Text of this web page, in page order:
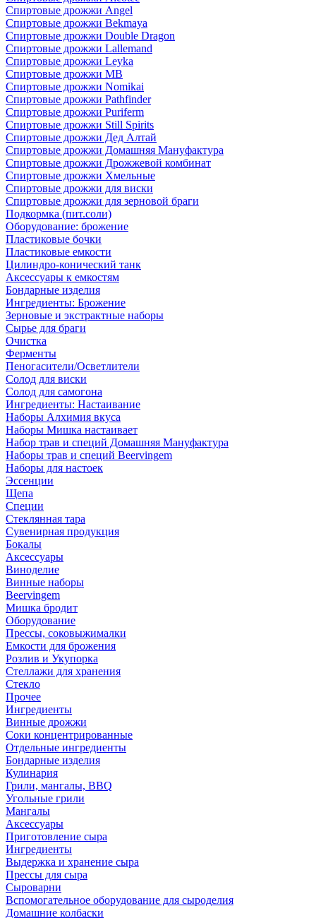
Спиртовые дрожжи Angel
Спиртовые дрожжи Bekmaya
Спиртовые дрожжи Double Dragon
Спиртовые дрожжи Lallemand
Спиртовые дрожжи Leyka
Спиртовые дрожжи MB
Спиртовые дрожжи Nomikai
Спиртовые дрожжи Pathfinder
Спиртовые дрожжи Puriferm
Спиртовые дрожжи Still Spirits
Спиртовые дрожжи Дед Алтай
Спиртовые дрожжи Домашняя Мануфактура
Спиртовые дрожжи Дрожжевой комбинат
Спиртовые дрожжи Хмельные
Спиртовые дрожжи для виски
Спиртовые дрожжи для зерновой браги
Подкормка (пит.соли)
Оборудование: брожение
Пластиковые бочки
Пластиковые емкости
Цилиндро-конический танк
Аксессуары к емкостям
Бондарные изделия
Ингредиенты: Брожение
Зерновые и экстрактные наборы
Сырье для браги
Очистка
Ферменты
Пеногасители/Осветлители
Солод для виски
Солод для самогона
Ингредиенты: Настаивание
Наборы Алхимия вкуса
Наборы Мишка настаивает
Набор трав и специй Домашняя Мануфактура
Наборы трав и специй Beervingem
Наборы для настоек
Эссенции
Щепа
Специи
Стеклянная тара
Сувенирная продукция
Бокалы
Аксессуары
Виноделие
Винные наборы
Beervingem
Мишка бродит
Оборудование
Прессы, соковыжималки
Емкости для брожения
Розлив и Укупорка
Стеллажи для хранения
Стекло
Прочее
Ингредиенты
Винные дрожжи
Соки концентрированные
Отдельные ингредиенты
Бондарные изделия
Кулинария
Грили, мангалы, BBQ
Угольные грили
Мангалы
Аксессуары
Приготовление сыра
Ингредиенты
Выдержка и хранение сыра
Прессы для сыра
Сыроварни
Вспомогательное оборудование для сыроделия
Домашние колбаски